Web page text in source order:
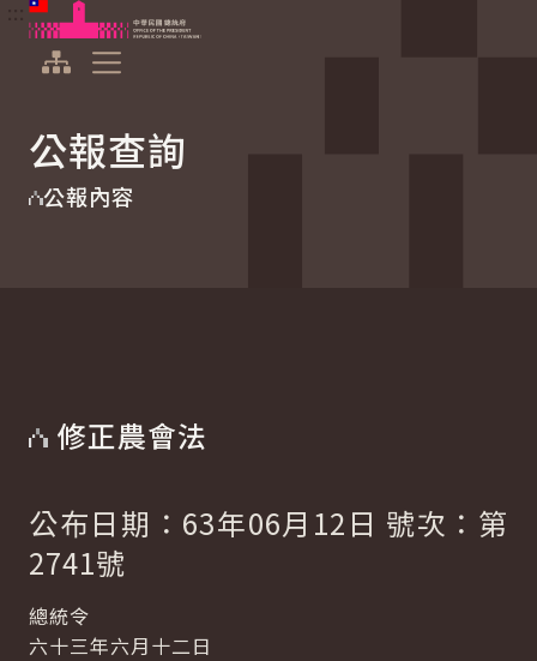
跳到主要內容
中華民國總統府
公報查詢
公報內容
修正農會法
公布日期：63年06月12日 號次：第
2741號
總統令
六十三年六月十二日